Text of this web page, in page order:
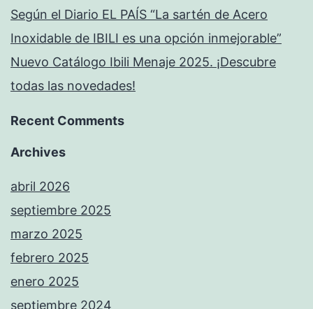
Según el Diario EL PAÍS “La sartén de Acero
Inoxidable de IBILI es una opción inmejorable”
Nuevo Catálogo Ibili Menaje 2025. ¡Descubre
todas las novedades!
Recent Comments
Archives
abril 2026
septiembre 2025
marzo 2025
febrero 2025
enero 2025
septiembre 2024